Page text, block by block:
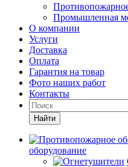
Промышленная
О компании
Услуги
Доставка
Оплата
Гарантия на товар
Фото наших работ
Контакты
Найти
оборудование